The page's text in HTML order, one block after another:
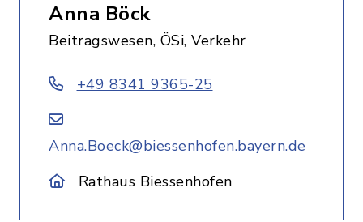
Anna Böck
Beitragswesen, ÖSi, Verkehr
+49 8341 9365-25
Anna.Boeck@biessenhofen.bayern.de
Rathaus Biessenhofen